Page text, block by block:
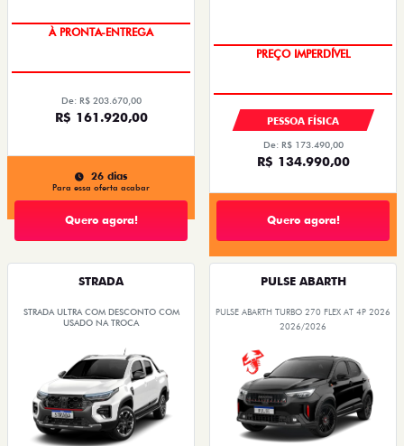
DESCONTO COM O USADO NA
De: R$ 203.670,00
R$ 161.920,00
26 dias
Para essa oferta acabar
Quero agora!
OPORTUNIDADE
PESSOA FÍSICA
De: R$ 173.490,00
R$ 134.990,00
Quero agora!
STRADA
STRADA ULTRA COM DESCONTO COM
USADO NA TROCA
PULSE ABARTH
PULSE ABARTH TURBO 270 FLEX AT 4P 2026
2026/2026